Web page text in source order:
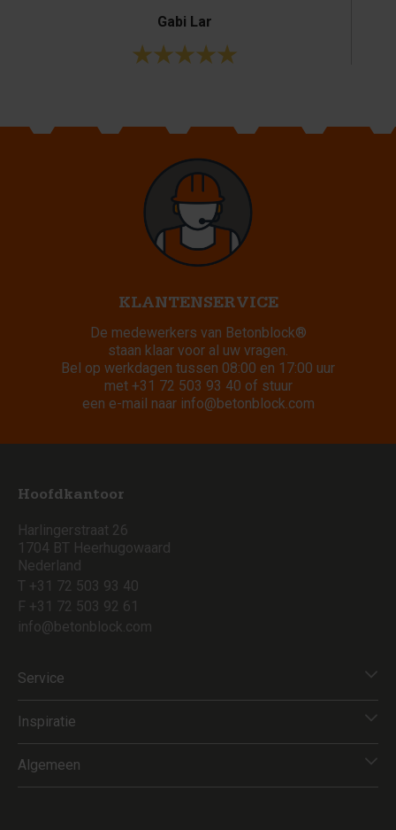
Gabi Lar
KLANTENSERVICE
De medewerkers van Betonblock®
staan klaar voor al uw vragen.
Bel op werkdagen tussen 08:00 en 17:00 uur
met +31 72 503 93 40 of stuur
een e-mail naar info@betonblock.com
Hoofdkantoor
Harlingerstraat 26
1704 BT Heerhugowaard
Nederland
T +31 72 503 93 40
F +31 72 503 92 61
info@betonblock.com
Service
Inspiratie
Algemeen